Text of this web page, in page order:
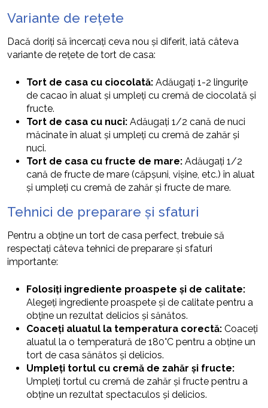
Variante de rețete
Dacă doriți să încercați ceva nou și diferit, iată câteva
variante de rețete de tort de casa:
Tort de casa cu ciocolată: Adăugați 1-2 lingurițe
de cacao în aluat și umpleți cu cremă de ciocolată și
fructe.
Tort de casa cu nuci: Adăugați 1/2 cană de nuci
măcinate în aluat și umpleți cu cremă de zahăr și
nuci.
Tort de casa cu fructe de mare: Adăugați 1/2
cană de fructe de mare (căpșuni, vișine, etc.) în aluat
și umpleți cu cremă de zahăr și fructe de mare.
Tehnici de preparare și sfaturi
Pentru a obține un tort de casa perfect, trebuie să
respectați câteva tehnici de preparare și sfaturi
importante:
Folosiți ingrediente proaspete și de calitate:
Alegeți ingrediente proaspete și de calitate pentru a
obține un rezultat delicios și sănătos.
Coaceți aluatul la temperatura corectă: Coaceți
aluatul la o temperatură de 180°C pentru a obține un
tort de casa sănătos și delicios.
Umpleți tortul cu cremă de zahăr și fructe:
Umpleți tortul cu cremă de zahăr și fructe pentru a
obține un rezultat spectaculos și delicios.